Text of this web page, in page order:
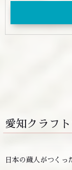
愛知クラフ
日本の蔵人がつくっ